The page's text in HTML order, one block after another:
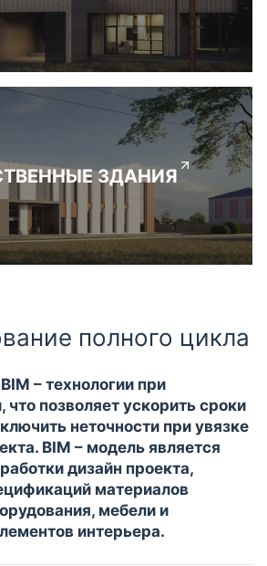
ЗДАНИЯ
полного цикла
– технологии при
что позволяет ускорить сроки
неточности при увязке
BIM – модель является
дизайн проекта,
материалов
мебели и
интерьера.